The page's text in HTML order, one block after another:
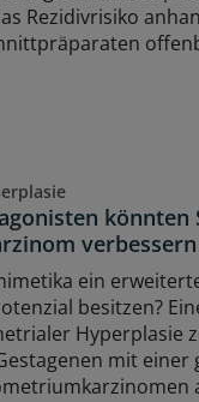
Rezidivrisiko
könnten
verbessern
ein
besitzen?
Hyperplasie
mit einer